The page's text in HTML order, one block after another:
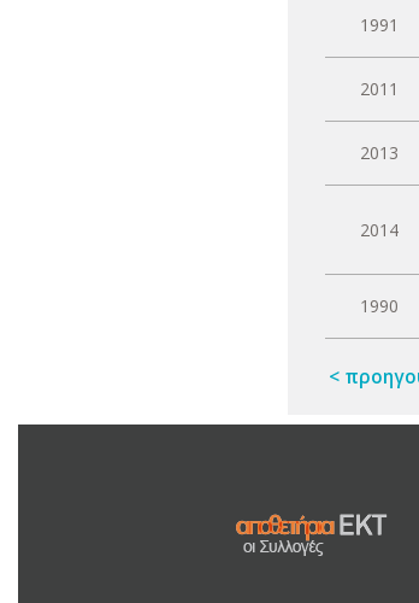
1991
2011
2013
2014
1990
<